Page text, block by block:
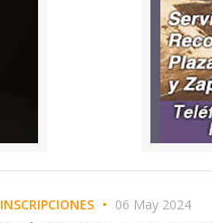
INSCRIPCIONES 06 May 2024